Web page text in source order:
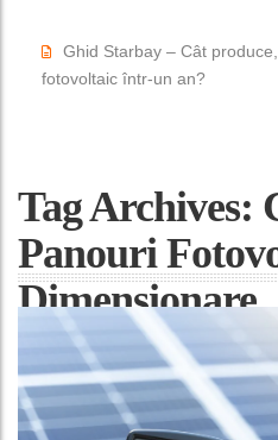
Ghid Starbay – Cât
fotovoltaic într-un an?
Tag Archives:
Panouri
Dimensionare